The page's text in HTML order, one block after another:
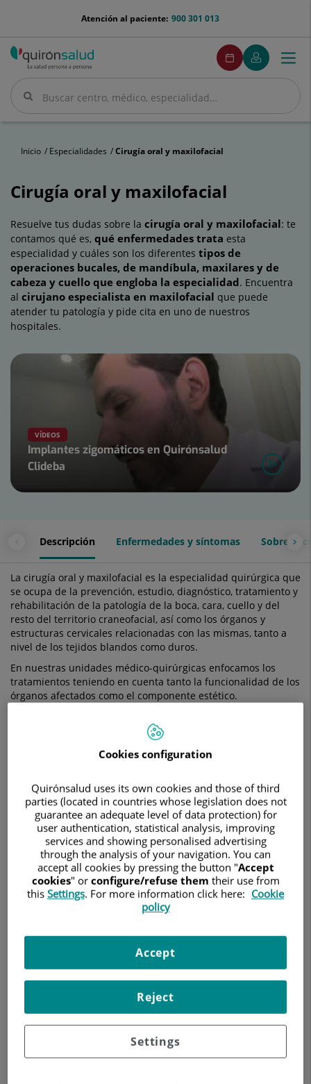
menu-
900 301 013
Atención al paciente:
Buscar
Buscar
menuPedirCita
Pedir
cita
Mi
Quirónsalud
Menú
Inicio Especialidades Cirugía oral y maxilofacial
Cirugía oral y maxilofacial
Resuelve tus dudas sobre la cirugía oral y maxilofacial: te
contamos qué es, qué enfermedades trata esta
especialidad y cuáles son los diferentes tipos de
operaciones bucales, de mandíbula, maxilares y de
cabeza y cuello que engloba la especialidad. Encuentra
al cirujano especialista en maxilofacial que puede
atender tu patología y pide cita en uno de nuestros
hospitales.
Número
VÍDEOS
Implantes zigomáticos en Quirónsalud
Clideba
Descripción Enfermedades y síntomas Sobre la
La cirugía oral y maxilofacial es la especialidad quirúrgica que
se ocupa de la prevención, estudio, diagnóstico, tratamiento y
rehabilitación de la patología de la boca, cara, cuello y del
resto del territorio craneofacial, así como los órganos y
estructuras cervicales relacionadas con las mismas, tanto a
nivel de los tejidos blandos como duros.
En nuestras unidades médico-quirúrgicas enfocamos los
tratamientos teniendo en cuenta tanto la funcionalidad de los
órganos afectados como el componente estético.
¿Qué estudia la cirugía oral y
maxilofacial?
enfermedades en las que juegan un papel los órganos que
forman parte de la estructura facial, en concreto, de la boca,
los dientes, los maxilares, la cara, el cuello, la cabeza y el
cráneo. Para llegar a un diagnóstico acertado con la mayor
precisión posible y ofrecer el tratamiento más adecuado en
cada caso, los cirujanos de Quirónsalud están especializados
en áreas muy concretas de esta rama de la medicina. Algunas
de ellas son:
se utiliza para corregir
provocan problemas de oclusión, en las proporciones
faciales o en la articulación de la mandíbula, afectando
también al estado de las piezas dentales. El tratamiento
se hace normalmente junto a ortodoncistas de manera
coordinada, habitualmente con una preparación previa
y mantenimiento posterior.
Esta enfermedad se caracteriza por
presentar interrupciones en la respiración durante el
Cookies configuration
Quirónsalud uses its own cookies and those of third
parties (located in countries whose legislation does not
guarantee an adequate level of data protection) for
user authentication, statistical analysis, improving
services and showing personalised advertising
through the analysis of your navigation. You can
accept all cookies by pressing the button "Accept
cookies" or configure/refuse them their use from
this Settings. For more information click here: Cookie
policy
Settings
Reject
Accept